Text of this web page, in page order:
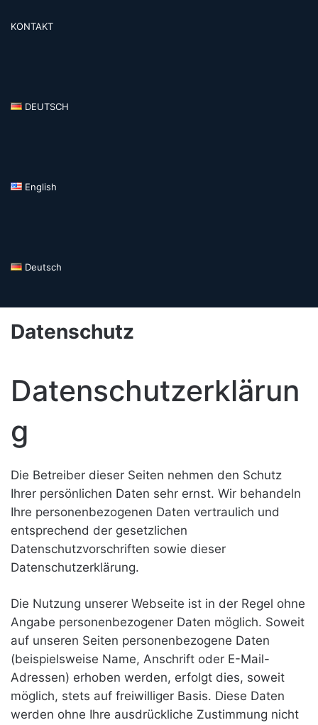
KONTAKT
DEUTSCH
English
Deutsch
Datenschutz
Datenschutzerklärun
g
Die Betreiber dieser Seiten nehmen den Schutz
Ihrer persönlichen Daten sehr ernst. Wir behandeln
Ihre personenbezogenen Daten vertraulich und
entsprechend der gesetzlichen
Datenschutzvorschriften sowie dieser
Datenschutzerklärung.
Die Nutzung unserer Webseite ist in der Regel ohne
Angabe personenbezogener Daten möglich. Soweit
auf unseren Seiten personenbezogene Daten
(beispielsweise Name, Anschrift oder E-Mail-
Adressen) erhoben werden, erfolgt dies, soweit
möglich, stets auf freiwilliger Basis. Diese Daten
werden ohne Ihre ausdrückliche Zustimmung nicht